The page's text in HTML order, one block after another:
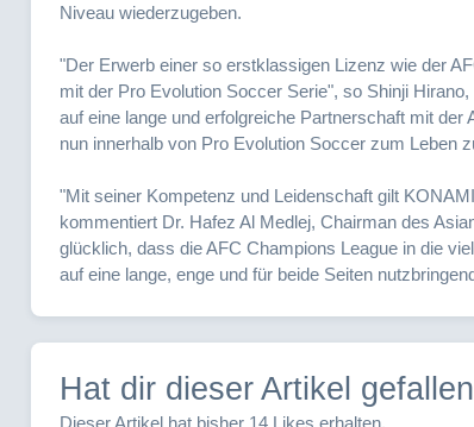
Niveau wiederzugeben.
"Der Erwerb einer so erstklassigen Lizenz wie der
mit der Pro Evolution Soccer Serie", so Shinji
auf eine lange und erfolgreiche Partnerschaft mit
nun innerhalb von Pro Evolution Soccer zum Leben
"Mit seiner Kompetenz und Leidenschaft gilt
kommentiert Dr. Hafez Al Medlej, Chairman des
glücklich, dass die AFC Champions League in die
auf eine lange, enge und für beide Seiten
Hat dir dieser Artikel
Dieser Artikel hat bisher 14 Likes erhalten.